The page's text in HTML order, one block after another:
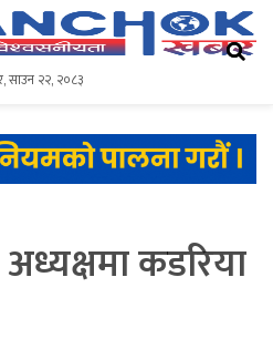
साउन २२,२०८३
,साउन २२, २०८३
कडरिया